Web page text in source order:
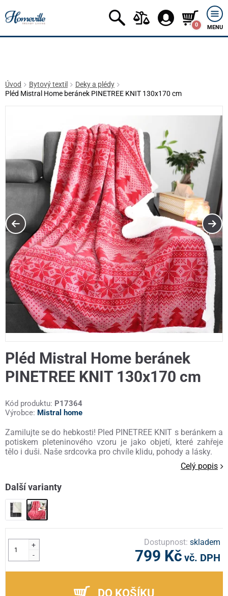
0 MENU
Úvod Bytový textil
Deky a plédy
Pléd Mistral Home beránek PINETREE KNIT 130x170 cm
Pléd Mistral Home beránek
PINETREE KNIT 130x170 cm
Kód produktu: P17364
Výrobce: Mistral home
Zamilujte se do hebkosti! Pled PINETREE KNIT s beránkem a
potiskem pleteninového vzoru je jako objetí, které zahřeje
tělo i duši. Naše srdcovka pro chvíle klidu, pohody a lásky.
Celý popis
Další varianty
+
-
Dostupnost:skladem
799 Kč vč. DPH
DO KOŠÍKU